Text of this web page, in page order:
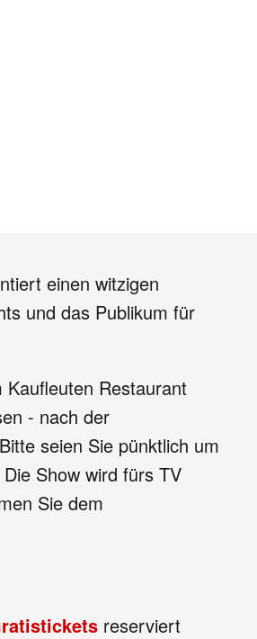
einen witzigen
und das Publikum für
Restaurant
- nach der
seien Sie pünktlich um
Show wird fürs TV
Sie dem
reserviert